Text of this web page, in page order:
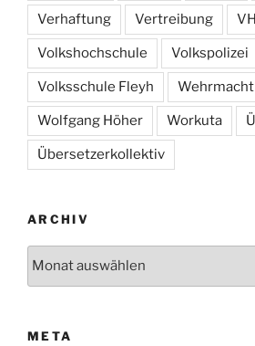
Verhaftung Vertreibung
Volkshochschule Volkspolizei
Volksschule Fleyh Wehrmacht
Wolfgang Höher Workuta
Übersetzerkollektiv
ARCHIV
META